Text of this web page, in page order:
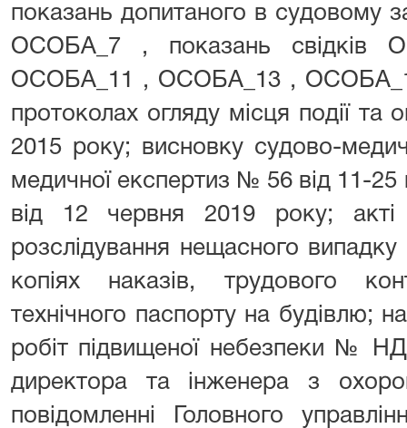
показань допитаного в судовому
ОСОБА_7 , показань
ОСОБА_11 , ОСОБА_13 ,
протоколах огляду місця події та
2015 року; висновку судово-
медичної експертиз № 56 від 11-
від 12 червня 2019 року; акті
розслідування нещасного
копіях наказів, трудового
технічного паспорту на будівлю;
робіт підвищеної небезпеки №
директора та інженера з
повідомленні Головного